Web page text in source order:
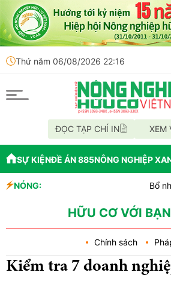
Thứ năm 06/08/2026 22:16
ĐỌC TẠP CHÍ IN XEM
SỰ KIỆNĐỀ ÁN 885NÔNG NGHIỆP
NÓNG:
Bổ nhiệm
Bắc Ninh
HỮU CƠ VỚI
Chính sách
Kiểm tra 7 doanh